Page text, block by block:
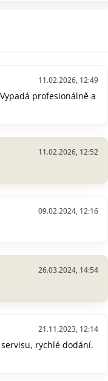
11.02.2026, 12:49
profesionálně a
11.02.2026, 12:52
09.02.2024, 12:16
26.03.2024, 14:54
21.11.2023, 12:14
rychlé dodání.